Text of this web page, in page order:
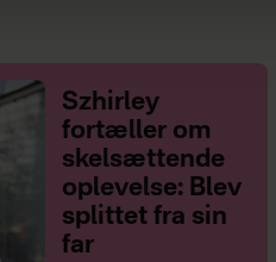
Szhirley
fortæller om
skelsættende
oplevelse: Blev
splittet fra sin
far